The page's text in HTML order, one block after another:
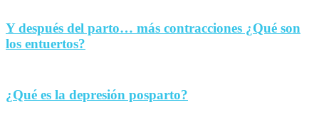
Y después del parto… más contracciones ¿Qué son
los entuertos?
¿Qué es la depresión posparto?